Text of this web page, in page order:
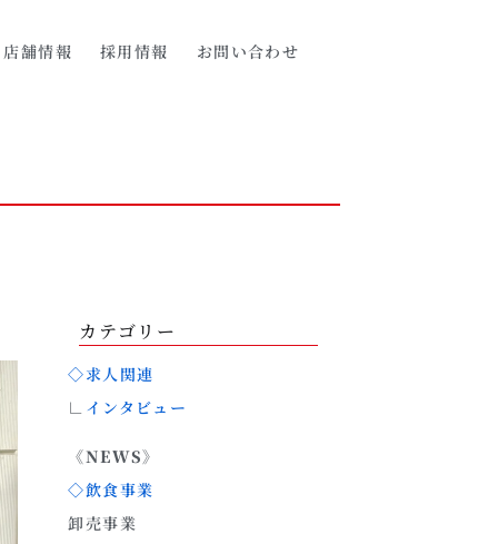
店舗情報 採用情報 お問い合わせ
カテゴリー
◇求人関連
∟ インタビュー
《NEWS》
◇飲食事業
卸売事業